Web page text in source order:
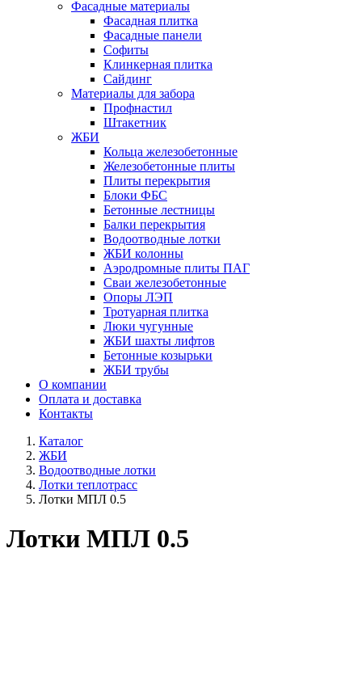
Фасадные материалы
Фасадная плитка
Фасадные панели
Софиты
Клинкерная плитка
Сайдинг
Материалы для забора
Профнастил
Штакетник
ЖБИ
Кольца железобетонные
Железобетонные плиты
Плиты перекрытия
Блоки ФБС
Бетонные лестницы
Балки перекрытия
Водоотводные лотки
ЖБИ колонны
Аэродромные плиты ПАГ
Сваи железобетонные
Опоры ЛЭП
Тротуарная плитка
Люки чугунные
ЖБИ шахты лифтов
Бетонные козырьки
ЖБИ трубы
О компании
Оплата и доставка
Контакты
Каталог
ЖБИ
Водоотводные лотки
Лотки теплотрасс
Лотки МПЛ 0.5
Лотки МПЛ 0.5